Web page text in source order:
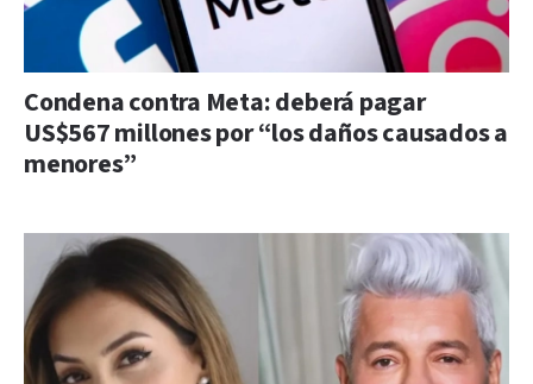
Condena contra Meta: deberá pagar
US$567 millones por “los daños causados a
menores”